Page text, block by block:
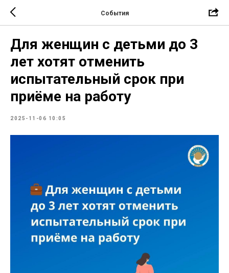
События
Для женщин с детьми до 3
лет хотят отменить
испытательный срок при
приёме на работу
2025-11-06 10:05